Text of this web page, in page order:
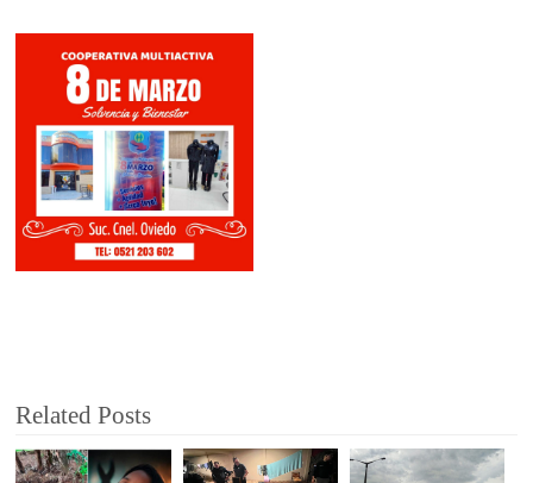
Related Posts